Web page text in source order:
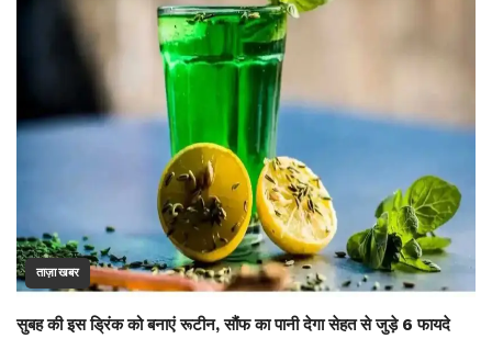
ताज़ा खबर
सुबह की इस ड्रिंक को बनाएं रूटीन, सौंफ का पानी देगा सेहत से जुड़े 6 फायदे